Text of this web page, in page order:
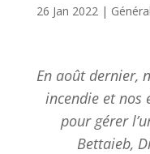
26 Jan 2022| Général
En août dernier,
incendie et nos
pour gérer
Bettaieb,